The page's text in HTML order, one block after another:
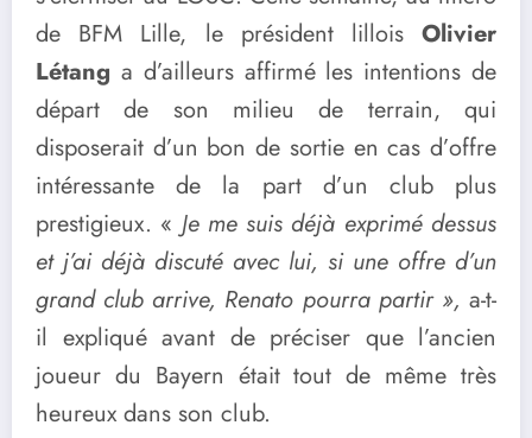
de BFM Lille, le président lillois Olivier
Létang a d’ailleurs affirmé les intentions de
départ de son milieu de terrain, qui
disposerait d’un bon de sortie en cas d’offre
intéressante de la part d’un club plus
prestigieux. « Je me suis déjà exprimé dessus
et j’ai déjà discuté avec lui, si une offre d’un
grand club arrive, Renato pourra partir », a-t-
il expliqué avant de préciser que l’ancien
joueur du Bayern était tout de même très
heureux dans son club.